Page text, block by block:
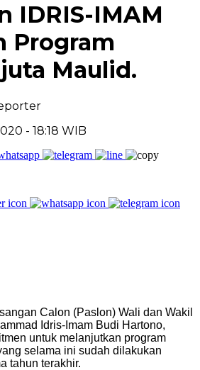
IDRIS-IMAM
Program
Maulid.
- 18:18 WIB
Calon (Paslon) Wali dan Wakil
Idris-Imam Budi Hartono,
untuk melanjutkan program
selama ini sudah dilakukan
tahun terakhir.